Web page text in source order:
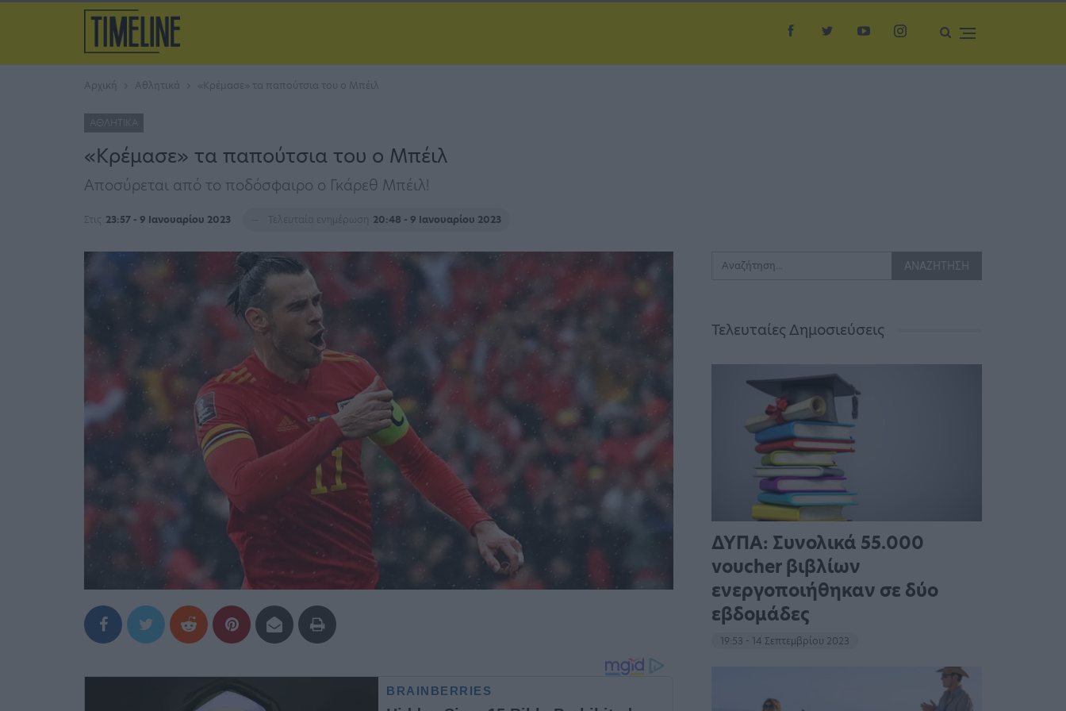
Αρχική Αθλητικά «Κρέμασε» τα παπούτσια του ο Μπέιλ
ΑΘΛΗΤΙΚΆ
«Κρέμασε» τα παπούτσια του ο Μπέιλ
Aποσύρεται από το ποδόσφαιρο ο Γκάρεθ Μπέιλ!
Στις 23:57 - 9 Ιανουαρίου 2023 Τελευταία ενημέρωση 20:48 - 9 Ιανουαρίου 2023
Τελευταίες Δημοσιεύσεις
ΔΥΠΑ: Συνολικά 55.000
voucher βιβλίων
ενεργοποιήθηκαν σε δύο
εβδομάδες
19:53 - 14 Σεπτεμβρίου 2023